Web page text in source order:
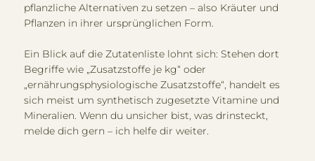
pflanzliche Alternativen zu setzen – also Kräuter und
Pflanzen in ihrer ursprünglichen Form.
Ein Blick auf die Zutatenliste lohnt sich: Stehen dort
Begriffe wie „Zusatzstoffe je kg“ oder
„ernährungsphysiologische Zusatzstoffe“, handelt es
sich meist um synthetisch zugesetzte Vitamine und
Mineralien. Wenn du unsicher bist, was drinsteckt,
melde dich gern – ich helfe dir weiter.